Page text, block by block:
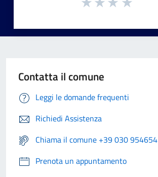
Contatta il comune
Leggi le domande frequenti
Richiedi Assistenza
Chiama il comune +39 030 954654
Prenota un appuntamento